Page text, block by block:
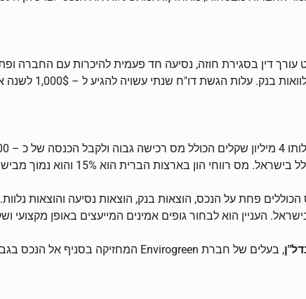
להגיע ל – 1,000$ לשנה אך בחישוב תשואה של 70,000$ על כל 1 מליון דולר היא זניחה.
הוא 15% והוא נמוך מבישראל אך בסופו של דבר יהיה זהה לשיעור המס בישראל.
הכוללים פחת על הנכס, הוצאות בנק, הוצאות נסיעה והוצאות
העניין הוא לבחור גופים אמינים המייעצים באופן מקצועי
, בעלים של חברת Envirogreen המחזיקה בסניף אל הנכס בגבעתיים ורמת גן. כתובת: הצנחנים 12 גבעתיים, טלפון: 03-7739936